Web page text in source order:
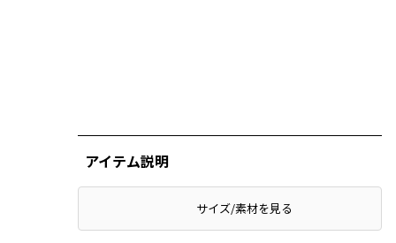
アイテム説明
サイズ/素材を見る